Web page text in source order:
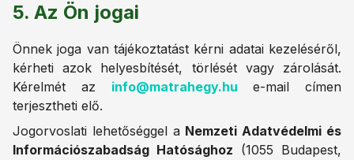
5. Az Ön jogai
Önnek joga van tájékoztatást kérni adatai kezeléséről,
kérheti azok helyesbítését, törlését vagy zárolását.
Kérelmét az info@matrahegy.hu e-mail címen
terjesztheti elő.
Jogorvoslati lehetőséggel a Nemzeti Adatvédelmi és
Információszabadság Hatósághoz (1055 Budapest,